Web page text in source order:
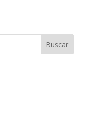
Buscar